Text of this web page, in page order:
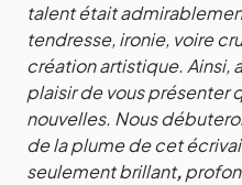
talent était
tendresse, ironie, voire
création artistique. Ainsi,
plaisir de vous présenter
nouvelles. Nous
de la plume de cet
seulement brillant,